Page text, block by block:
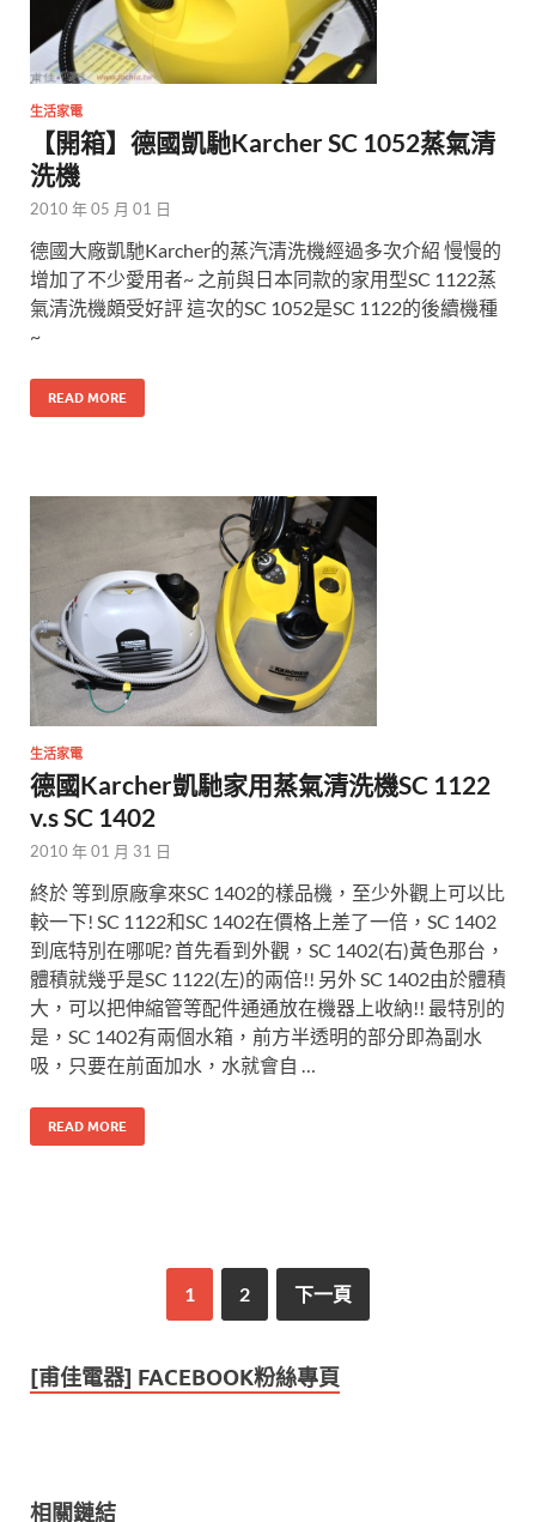
生活家電
【開箱】德國凱馳Karcher SC 1052蒸氣清
洗機
2010 年 05 月 01 日
德國大廠凱馳Karcher的蒸汽清洗機經過多次介紹 慢慢的
增加了不少愛用者~ 之前與日本同款的家用型SC 1122蒸
氣清洗機頗受好評 這次的SC 1052是SC 1122的後續機種
~
READ MORE
生活家電
德國Karcher凱馳家用蒸氣清洗機SC 1122
v.s SC 1402
2010 年 01 月 31 日
終於 等到原廠拿來SC 1402的樣品機，至少外觀上可以比
較一下! SC 1122和SC 1402在價格上差了一倍，SC 1402
到底特別在哪呢? 首先看到外觀，SC 1402(右)黃色那台，
體積就幾乎是SC 1122(左)的兩倍!! 另外 SC 1402由於體積
大，可以把伸縮管等配件通通放在機器上收納!! 最特別的
是，SC 1402有兩個水箱，前方半透明的部分即為副水
吸，只要在前面加水，水就會自 …
READ MORE
1 2 下一頁
[甫佳電器] FACEBOOK粉絲專頁
相關鏈結